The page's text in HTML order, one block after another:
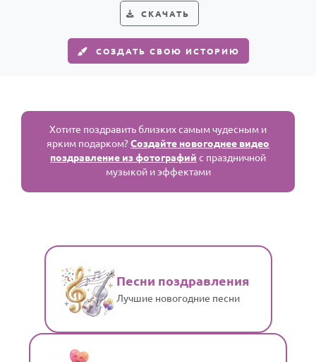
СКАЧАТЬ
СОЗДАТЬ СВОЮ ИСТОРИЮ
Хотите поздравить близких самым чудесным и
ярким подарком?Создайте новогоднее видео
поздравление из фотографий с праздничной
музыкой и эффектами
Песни поздравления
Лучшие новогодние песни